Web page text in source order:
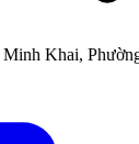
Khai,